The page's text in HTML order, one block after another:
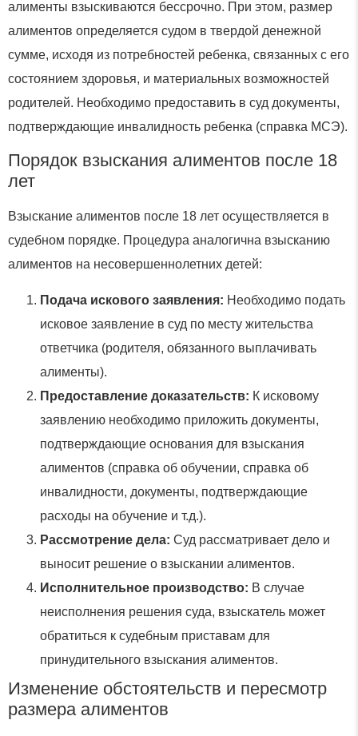
алименты взыскиваются бессрочно. При этом, размер
алиментов определяется судом в твердой денежной
сумме, исходя из потребностей ребенка, связанных с его
состоянием здоровья, и материальных возможностей
родителей. Необходимо предоставить в суд документы,
подтверждающие инвалидность ребенка (справка МСЭ).
Порядок взыскания алиментов после 18
лет
Взыскание алиментов после 18 лет осуществляется в
судебном порядке. Процедура аналогична взысканию
алиментов на несовершеннолетних детей:
Подача искового заявления: Необходимо подать
исковое заявление в суд по месту жительства
ответчика (родителя, обязанного выплачивать
алименты).
Предоставление доказательств: К исковому
заявлению необходимо приложить документы,
подтверждающие основания для взыскания
алиментов (справка об обучении, справка об
инвалидности, документы, подтверждающие
расходы на обучение и т.д.).
Рассмотрение дела: Суд рассматривает дело и
выносит решение о взыскании алиментов.
Исполнительное производство: В случае
неисполнения решения суда, взыскатель может
обратиться к судебным приставам для
принудительного взыскания алиментов.
Изменение обстоятельств и пересмотр
размера алиментов